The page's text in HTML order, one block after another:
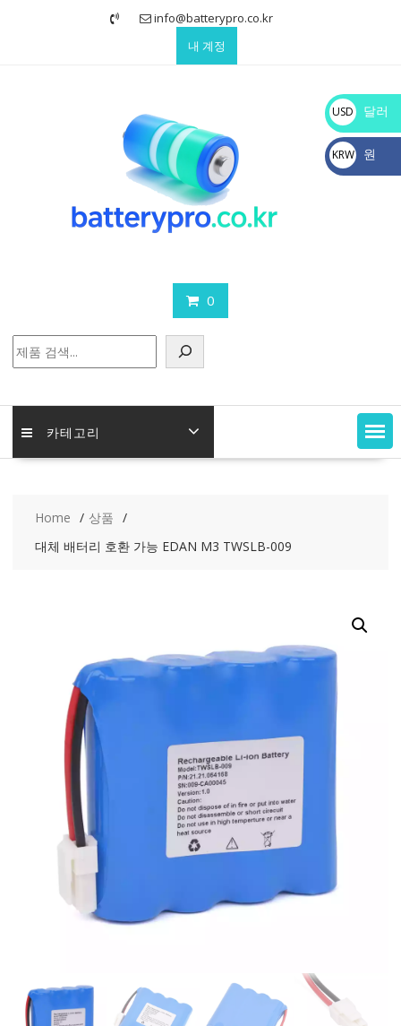
info@batterypro.co.kr
내 계정
0
색
카테고리
Home
상품
대체 배터리 호환 가능 EDAN M3 TWSLB-009
USD
$
달러
KRW
₩
원